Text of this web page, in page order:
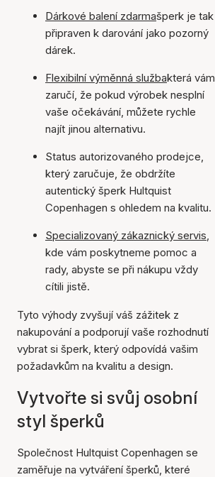
Dárkové balení zdarmašperk je tak
připraven k darování jako pozorný
dárek.
Flexibilní výměnná službakterá vám
zaručí, že pokud výrobek nesplní
vaše očekávání, můžete rychle
najít jinou alternativu.
Status autorizovaného prodejce,
který zaručuje, že obdržíte
autentický šperk Hultquist
Copenhagen s ohledem na kvalitu.
Specializovaný zákaznický servis,
kde vám poskytneme pomoc a
rady, abyste se při nákupu vždy
cítili jistě.
Tyto výhody zvyšují váš zážitek z
nakupování a podporují vaše rozhodnutí
vybrat si šperk, který odpovídá vašim
požadavkům na kvalitu a design.
Vytvořte si svůj osobní
styl šperků
Společnost Hultquist Copenhagen se
zaměřuje na vytváření šperků, které